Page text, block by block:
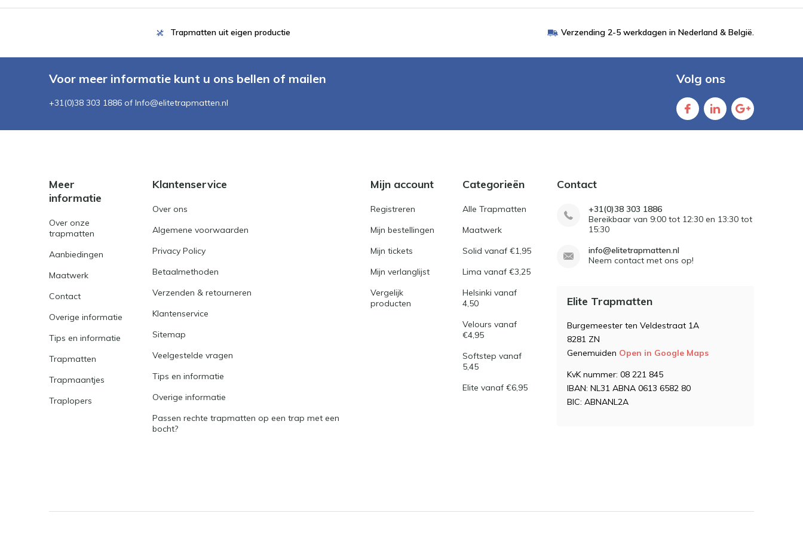
Trapmatten uit eigen productie Verzending 2-5 werkdagen in Nederland & België.
Voor meer informatie kunt u ons bellen of mailen
+31(0)38 303 1886 of Info@elitetrapmatten.nl
Volg ons
Meer
informatie
Over onze
trapmatten
Aanbiedingen
Maatwerk
Contact
Overige informatie
Tips en informatie
Trapmatten
Trapmaantjes
Traplopers
Klantenservice
Over ons
Algemene voorwaarden
Privacy Policy
Betaalmethoden
Verzenden & retourneren
Klantenservice
Sitemap
Veelgestelde vragen
Tips en informatie
Overige informatie
Passen rechte trapmatten op een trap met een
bocht?
Mijn account
Registreren
Mijn bestellingen
Mijn tickets
Mijn verlanglijst
Vergelijk
producten
Categorieën
Alle Trapmatten
Maatwerk
Solid vanaf €1,95
Lima vanaf €3,25
Helsinki vanaf
4,50
Velours vanaf
€4,95
Softstep vanaf
5,45
Elite vanaf €6,95
Contact
+31(0)38 303 1886
Bereikbaar van 9:00 tot 12:30 en 13:30 tot
15:30
info@elitetrapmatten.nl
Neem contact met ons op!
Elite Trapmatten
Burgemeester ten Veldestraat 1A
8281 ZN
Genemuiden Open in Google Maps
KvK nummer: 08 221 845
IBAN: NL31 ABNA 0613 6582 80
BIC: ABNANL2A